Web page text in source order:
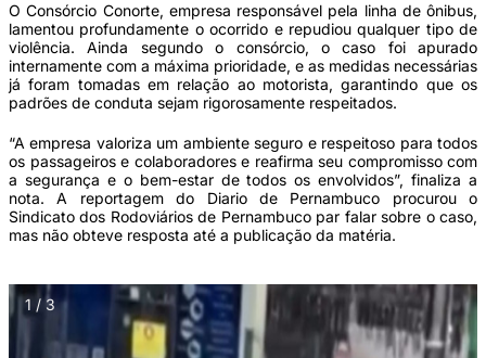
O Consórcio Conorte, empresa responsável pela linha de ônibus,
lamentou profundamente o ocorrido e repudiou qualquer tipo de
violência. Ainda segundo o consórcio, o caso foi apurado
internamente com a máxima prioridade, e as medidas necessárias
já foram tomadas em relação ao motorista, garantindo que os
padrões de conduta sejam rigorosamente respeitados.
“A empresa valoriza um ambiente seguro e respeitoso para todos
os passageiros e colaboradores e reafirma seu compromisso com
a segurança e o bem-estar de todos os envolvidos”, finaliza a
nota. A reportagem do Diario de Pernambuco procurou o
Sindicato dos Rodoviários de Pernambuco par falar sobre o caso,
mas não obteve resposta até a publicação da matéria.
1 / 3